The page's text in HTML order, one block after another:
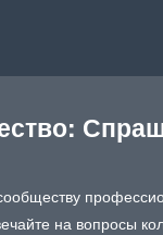
на вопросы